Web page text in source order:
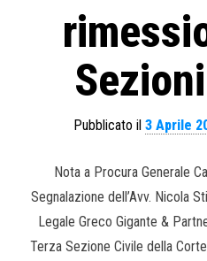
Pubblicato il 3 Aprile
Nota a Procura Generale
Segnalazione dell’Avv. Nicola
Legale Greco Gigante &
Terza Sezione Civile della